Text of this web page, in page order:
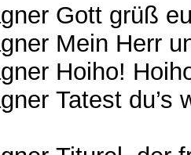
Gott grüß
Mein Herr
Hoiho!
Tatest du’s